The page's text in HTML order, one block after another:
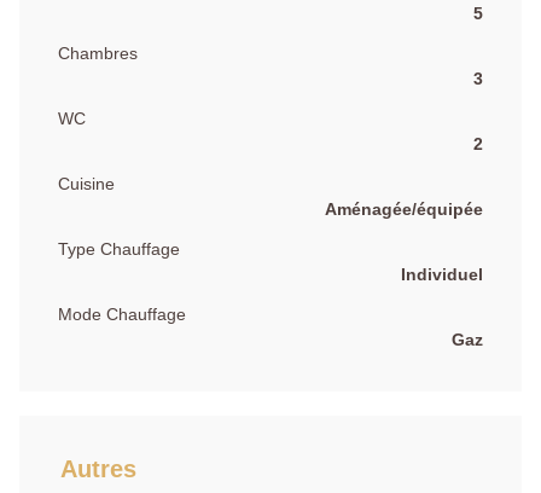
5
Chambres
3
WC
2
Cuisine
Aménagée/équipée
Type Chauffage
Individuel
Mode Chauffage
Gaz
Autres